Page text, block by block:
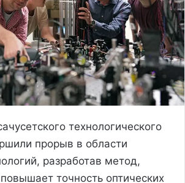
технологического
прорыв в области
разработав метод,
точность оптических